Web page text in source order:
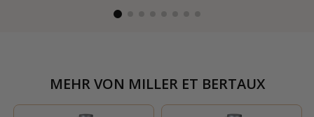
MEHR VON MILLER ET BERTAUX